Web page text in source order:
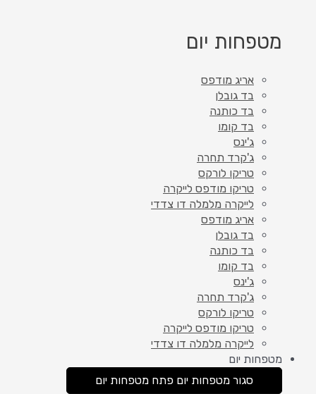
מטפחות יום
אריג מודפס
בד גובלן
בד כותנה
בד קומו
ג'ינס
ג'קרד תחרה
טריקו לורקס
טריקו מודפס לייקרה
לייקרה מלמלה דו צדדי
אריג מודפס
בד גובלן
בד כותנה
בד קומו
ג'ינס
ג'קרד תחרה
טריקו לורקס
טריקו מודפס לייקרה
לייקרה מלמלה דו צדדי
מטפחות יום
סגור מטפחות יום פתח מטפחות יום